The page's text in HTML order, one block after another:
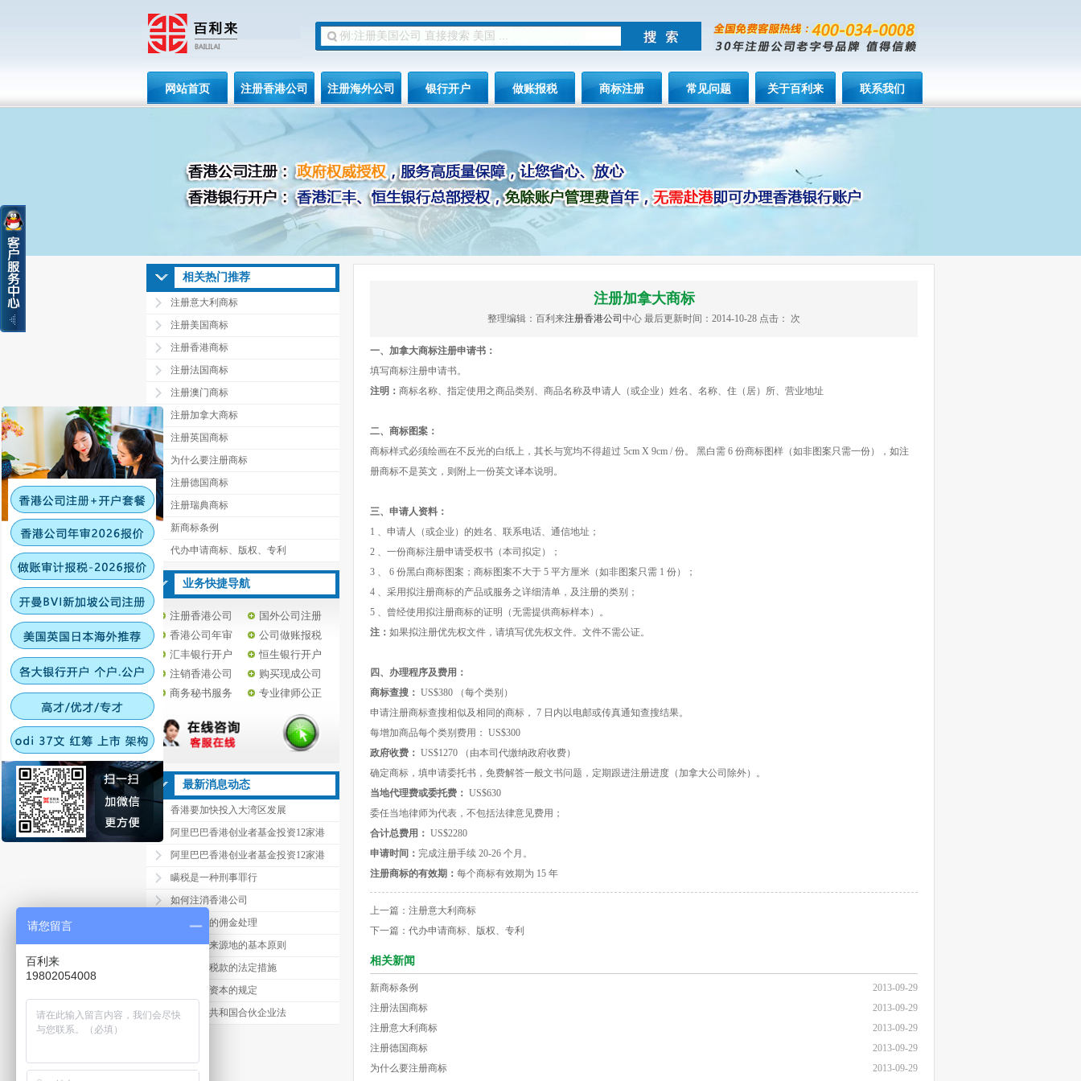
网站首页 注册香港公司 注册海外公司 银行开户 做账报税 商标注册 常见问题 关于百利来 联系我们
相关热门推荐
注册意大利商标
注册美国商标
注册香港商标
注册法国商标
注册澳门商标
注册加拿大商标
注册英国商标
为什么要注册商标
注册德国商标
注册瑞典商标
新商标条例
代办申请商标、版权、专利
业务快捷导航
注册香港公司
国外公司注册
香港公司年审
公司做账报税
汇丰银行开户
恒生银行开户
注销香港公司
购买现成公司
商务秘书服务
专业律师公正
最新消息动态
香港要加快投入大湾区发展
阿里巴巴香港创业者基金投资12家港
阿里巴巴香港创业者基金投资12家港
瞒税是一种刑事罪行
如何注消香港公司
香港公司的佣金处理
确定利润来源地的基本原则
追讨拖欠税款的法定措施
企业注册资本的规定
中华人民共和国合伙企业法
注册加拿大商标
整理编辑：百利来注册香港公司 中心 最后更新时间：2014-10-28 点击： 次
一、加拿大商标注册申请书：
填写商标注册申请书。
注明： 商标名称、指定使用之商品类别、商品名称及申请人（或企业）姓名、名称、住（居）所、营业地址
二、商标图案：
商标样式必须绘画在不反光的白纸上，其长与宽均不得超过 5cm X 9cm / 份。 黑白需 6 份商标图样（如非图案只需一份），如注
册商标不是英文，则附上一份英文译本说明。
三、申请人资料：
1 、申请人（或企业）的姓名、联系电话、通信地址；
2 、一份商标注册申请受权书（本司拟定）；
3 、 6 份黑白商标图案；商标图案不大于 5 平方厘米（如非图案只需 1 份）；
4 、采用拟注册商标的产品或服务之详细清单，及注册的类别；
5 、曾经使用拟注册商标的证明（无需提供商标样本）。
注： 如果拟注册优先权文件，请填写优先权文件。文件不需公证。
四、办理程序及费用：
商标查搜： US$380 （每个类别）
申请注册商标查搜相似及相同的商标， 7 日内以电邮或传真通知查搜结果。
每增加商品每个类别费用： US$300
政府收费： US$1270 （由本司代缴纳政府收费）
确定商标，填申请委托书，免费解答一般文书问题，定期跟进注册进度（加拿大公司除外）。
当地代理费或委托费： US$630
委任当地律师为代表，不包括法律意见费用；
合计总费用： US$2280
申请时间： 完成注册手续 20-26 个月。
注册商标的有效期： 每个商标有效期为 15 年
上一篇： 注册意大利商标
下一篇： 代办申请商标、版权、专利
相关新闻
2013-09-29
新商标条例
2013-09-29
注册法国商标
2013-09-29
注册意大利商标
2013-09-29
注册德国商标
2013-09-29
为什么要注册商标
请您留言
百利来
19802054008